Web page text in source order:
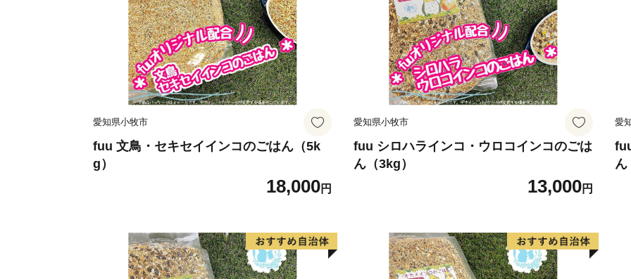
FAX 0467-23-8700
メール
愛知県小牧市
fuu 文鳥・セキセイインコのごはん（5k
g）
18,000円
愛知県小牧市
fuu シロハラインコ・ウロコインコのごは
ん（3kg）
13,000円
愛
ん